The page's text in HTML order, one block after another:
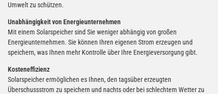
Umwelt zu schützen.
Unabhängigkeit von Energieunternehmen
Mit einem Solarspeicher sind Sie weniger abhängig von großen
Energieunternehmen. Sie können Ihren eigenen Strom erzeugen und
speichern, was Ihnen mehr Kontrolle über Ihre Energieversorgung gibt.
Kosteneffizienz
Solarspeicher ermöglichen es Ihnen, den tagsüber erzeugten
Überschussstrom zu speichern und nachts oder bei schlechtem Wetter zu